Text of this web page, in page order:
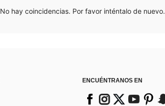
No hay coincidencias. Por favor inténtalo de nuevo.
ENCUÉNTRANOS EN